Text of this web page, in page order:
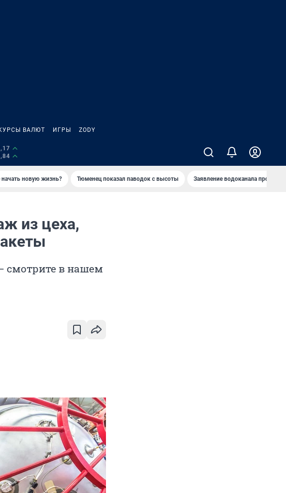
ВАЛЮТ ИГРЫ ZODY
начать новую жизнь? Тюменец показал паводок с высоты Заявление водоканала про
из цеха,
смотрите в нашем